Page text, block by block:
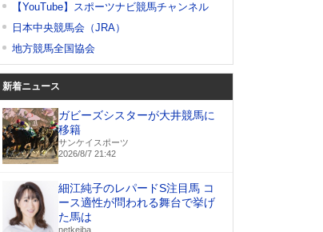
【YouTube】スポーツナビ競馬チャンネル
日本中央競馬会（JRA）
地方競馬全国協会
新着ニュース
ガビーズシスターが大井競馬に
移籍
サンケイスポーツ
2026/8/7 21:42
細江純子のレパードS注目馬 コ
ース適性が問われる舞台で挙げ
た馬は
netkeiba